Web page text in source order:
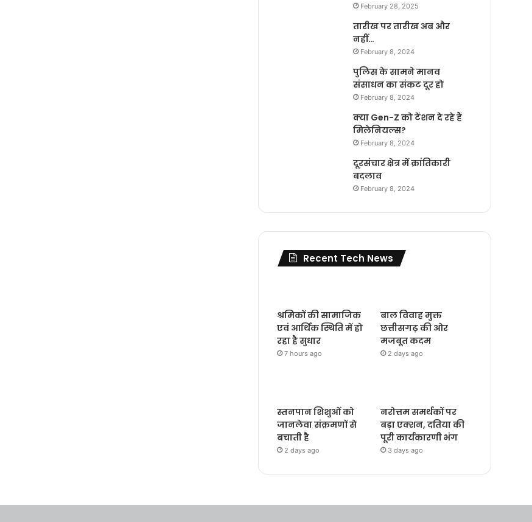
February 28, 2025
तारीख पर तारीख अब और
नहीं…
February 8, 2024
पुलिस के सामने मानव
संसाधन का संकट दूर हो
February 8, 2024
क्या Gen-Z को टेंशन दे रहे हैं
मिलेनियल्स?
February 8, 2024
दूरसंचार क्षेत्र में क्रांतिकारी
बदलाव
February 8, 2024
Recent Tech News
श्रमिकों की सामाजिक
एवं आर्थिक स्थिति में हो
रहा है सुधार
7 hours ago
बाल विवाह मुक्त
छत्तीसगढ़ की ओर
मजबूत कदम
2 days ago
स्तनपान शिशुओं को
जानलेवा संक्रमणों से
बचाती है
2 days ago
नरोत्तम समर्थकों पर
बड़ा एक्शन, दतिया की
पूरी कार्यकारणी भंग
3 days ago